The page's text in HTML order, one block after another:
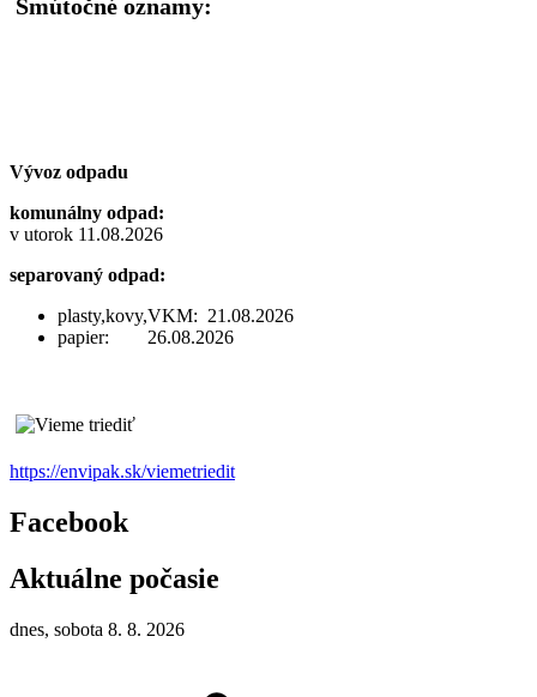
Smútočné oznamy:
Vývoz odpadu
komunálny odpad:
v utorok 11.08.2026
separovaný odpad:
plasty,kovy,VKM: 21.08.2026
papier: 26.08.2026
https://envipak.sk/viemetriedit
Facebook
Aktuálne počasie
dnes, sobota 8. 8. 2026